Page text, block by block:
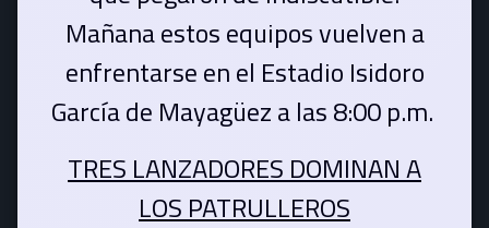
Mañana estos equipos vuelven a
enfrentarse en el Estadio Isidoro
García de Mayagüez a las 8:00 p.m.
TRES LANZADORES DOMINAN A
LOS PATRULLEROS